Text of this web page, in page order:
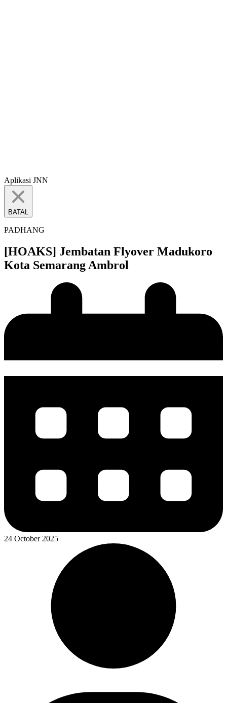
Aplikasi JNN
BATAL
PADHANG
[HOAKS] Jembatan Flyover Madukoro
Kota Semarang Ambrol
24 October 2025